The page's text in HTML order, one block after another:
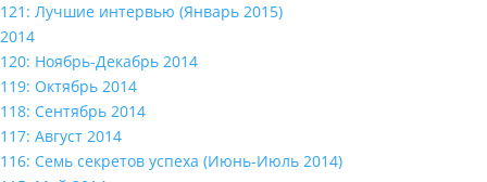
121: Лучшие интервью (Январь 2015)
2014
120: Ноябрь-Декабрь 2014
119: Октябрь 2014
118: Сентябрь 2014
117: Август 2014
116: Семь секретов успеха (Июнь-Июль 2014)